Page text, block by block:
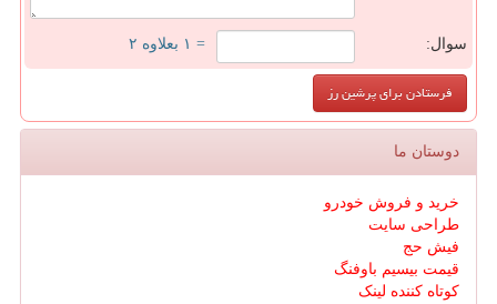
سوال: = ۱ بعلاوه ۲
دوستان ما
خرید و فروش خودرو
طراحی سایت
فیش حج
قیمت بیسیم باوفنگ
کوتاه کننده لینک